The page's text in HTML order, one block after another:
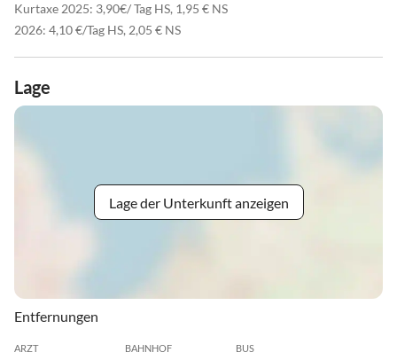
Kurtaxe 2025: 3,90€/ Tag HS, 1,95 € NS
2026: 4,10 €/Tag HS, 2,05 € NS
Lage
Lage der Unterkunft anzeigen
Entfernungen
ARZT BAHNHOF BUS